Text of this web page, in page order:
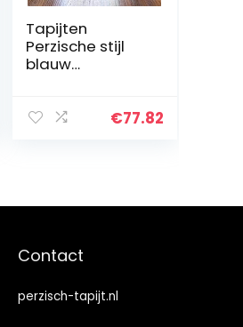
Tapijten
Perzische stijl
blauw
Waterdichte
€77.82
Contact
perzisch-tapijt.nl